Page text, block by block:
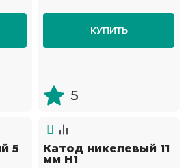
КУПИТЬ
5
5
Катод никелевый 11
мм Н1